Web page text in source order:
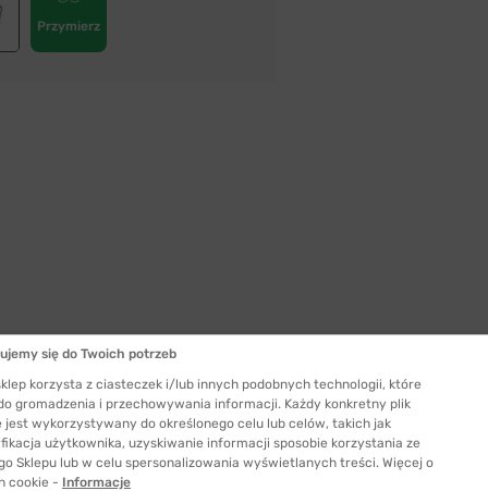
Przymierz
Szerokość szkła
51 mm
odpowiedni rozmiar
się do Twoich potrzeb
korzysta z ciasteczek i/lub innych podobnych technologii, które
gromadzenia i przechowywania informacji. Każdy konkretny plik
jest wykorzystywany do określonego celu lub celów, takich jak
użytkownika, uzyskiwanie informacji sposobie korzystania ze
Sklepu lub w celu spersonalizowania wyświetlanych treści. Więcej o
cookie - Informacje